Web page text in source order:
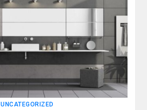
UNCATEGORIZED